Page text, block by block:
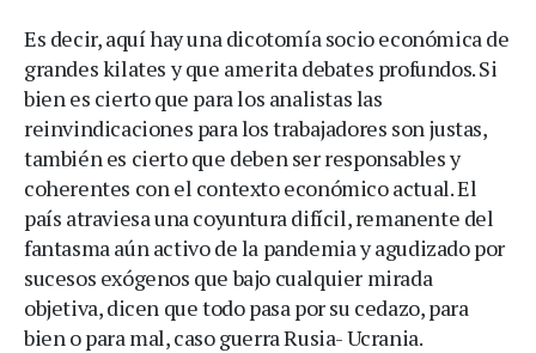
Es decir, aquí hay una dicotomía socio económica de
grandes kilates y que amerita debates profundos. Si
bien es cierto que para los analistas las
reinvindicaciones para los trabajadores son justas,
también es cierto que deben ser responsables y
coherentes con el contexto económico actual. El
país atraviesa una coyuntura difícil, remanente del
fantasma aún activo de la pandemia y agudizado por
sucesos exógenos que bajo cualquier mirada
objetiva, dicen que todo pasa por su cedazo, para
bien o para mal, caso guerra Rusia- Ucrania.